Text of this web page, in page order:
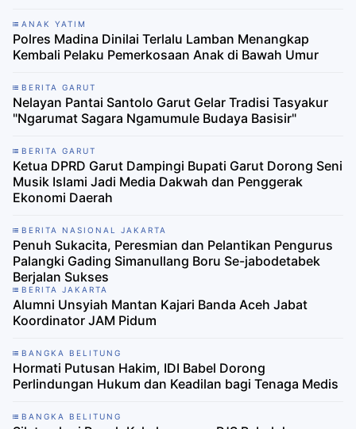
ANAK YATIM
Polres Madina Dinilai Terlalu Lamban Menangkap
Kembali Pelaku Pemerkosaan Anak di Bawah Umur
BERITA GARUT
Nelayan Pantai Santolo Garut Gelar Tradisi Tasyakur
"Ngarumat Sagara Ngamumule Budaya Basisir"
BERITA GARUT
Ketua DPRD Garut Dampingi Bupati Garut Dorong Seni
Musik Islami Jadi Media Dakwah dan Penggerak
Ekonomi Daerah
BERITA NASIONAL JAKARTA
Penuh Sukacita, Peresmian dan Pelantikan Pengurus
Palangki Gading Simanullang Boru Se-jabodetabek
Berjalan Sukses
BERITA JAKARTA
Alumni Unsyiah Mantan Kajari Banda Aceh Jabat
Koordinator JAM Pidum
BANGKA BELITUNG
Hormati Putusan Hakim, IDI Babel Dorong
Perlindungan Hukum dan Keadilan bagi Tenaga Medis
BANGKA BELITUNG